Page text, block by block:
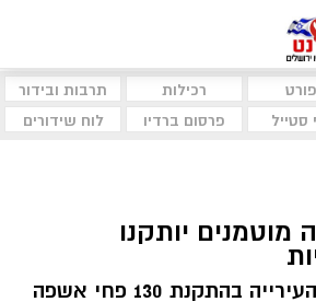
רכילות
תרבות ובידור
סטייל פרסום ברדיו לוח שידורים
מוטמנים יותקנו
שבוע הבא תחל העירייה בהתקנת 130 פחי אשפה